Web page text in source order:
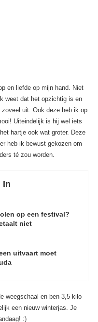
en liefde op mijn hand. Niet
weet dat het opzichtig is en
uit. Ook deze heb ik op
Uiteindelijk is hij wel iets
hartje ook wat groter. Deze
heb ik bewust gekozen om
té zou worden.
In
op een festival?
niet
uitvaart moet
weegschaal en ben 3,5 kilo
een nieuw winterjas. Je
:)